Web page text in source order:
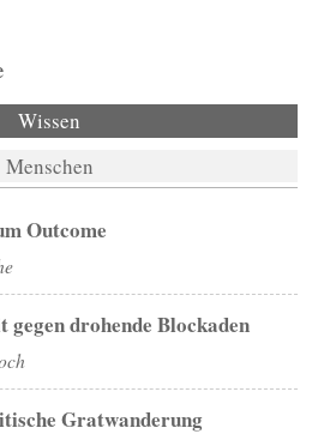
Wissen
Menschen
Outcome
gegen drohende Blockaden
Gratwanderung